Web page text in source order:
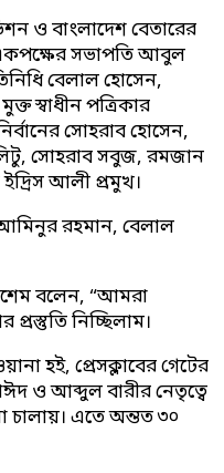
ও বাংলাদেশ বেতারের
একপক্ষের সভাপতি আবুল
বেলাল হোসেন,
স্বাধীন পত্রিকার
সোহরাব হোসেন,
সোহরাব সবুজ, রমজান
আলী প্রমুখ।
রহমান, বেলাল
বলেন, “আমরা
প্রস্তুতি নিচ্ছিলাম।
হই, প্রেসক্লাবের গেটের
ও আব্দুল বারীর নেতৃত্বে
এতে অন্তত ৩০